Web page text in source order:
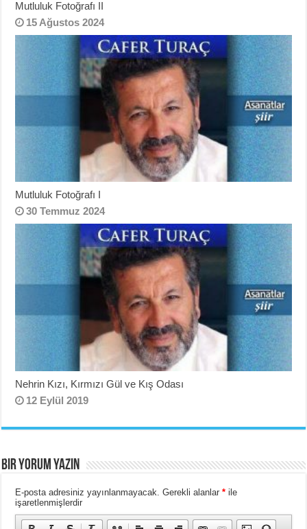
Mutluluk Fotoğrafı II
15 Ağustos 2024
Mutluluk Fotoğrafı I
30 Temmuz 2024
Nehrin Kızı, Kırmızı Gül ve Kış Odası
12 Eylül 2019
BIR YORUM YAZIN
E-posta adresiniz yayınlanmayacak. Gerekli alanlar* ile
işaretlenmişlerdir